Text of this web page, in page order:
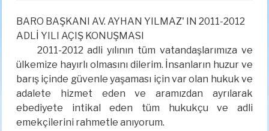
BARO BAŞKANI AV. AYHAN YILMAZ' IN 2011-2012
ADLİ YILI AÇIŞ KONUŞMASI
2011-2012 adli yılının tüm vatandaşlarımıza ve
ülkemize hayırlı olmasını dilerim. İnsanların huzur ve
barış içinde güvenle yaşaması için var olan hukuk ve
adalete hizmet eden ve aramızdan ayrılarak
ebediyete intikal eden tüm hukukçu ve adli
emekçilerini rahmetle anıyorum.